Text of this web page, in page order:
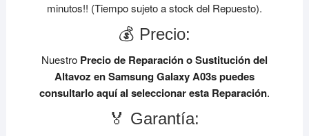
minutos!! (Tiempo sujeto a stock del Repuesto).
💰 Precio:
Nuestro Precio de Reparación o Sustitución del
Altavoz en Samsung Galaxy A03spuedes
consultarlo aquí al seleccionar esta Reparación.
🏅 Garantía: